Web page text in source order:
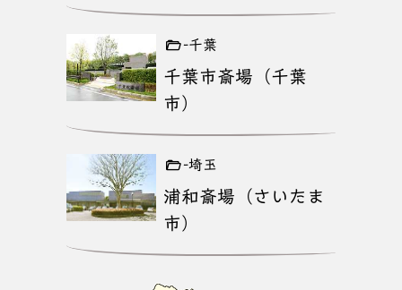
-千葉
千葉市斎場（千葉
市）
-埼玉
浦和斎場（さいたま
市）